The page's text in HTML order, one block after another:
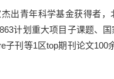
出青年科学基金获得者
863计划重大项目子课题、
子刊等1区top期刊论文100